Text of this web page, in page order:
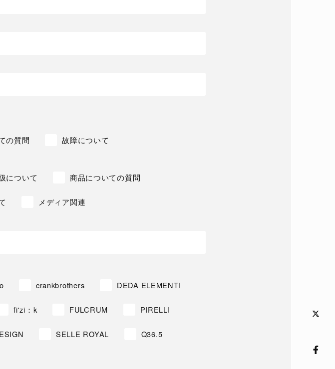
の質問 故障について
について 商品についての質問
メディア関連
crankbrothers DEDA ELEMENTI
fi'zi：k FULCRUM PIRELLI
SELLE ROYAL Q36.5